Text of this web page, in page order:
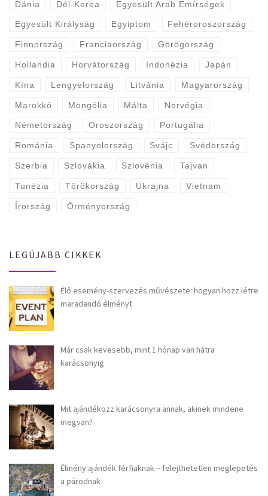
Dánia Dél-Korea Egyesült Arab Emírségek
Egyesült Királyság Egyiptom Fehéroroszország
Finnország Franciaország Görögország
Hollandia Horvátország Indonézia Japán
Kína Lengyelország Litvánia Magyarország
Marokkó Mongólia Málta Norvégia
Németország Oroszország Portugália
Románia Spanyolország Svájc Svédország
Szerbia Szlovákia Szlovénia Tajvan
Tunézia Törökország Ukrajna Vietnam
Írország Örményország
LEGÚJABB CIKKEK
Élő esemény-szervezés művészete: hogyan hozz létre
maradandó élményt
Már csak kevesebb, mint 1 hónap van hátra
karácsonyig
Mit ajándékozz karácsonyra annak, akinek mindene
megvan?
Élmény ajándék férfiaknak – felejthetetlen meglepetés
a párodnak